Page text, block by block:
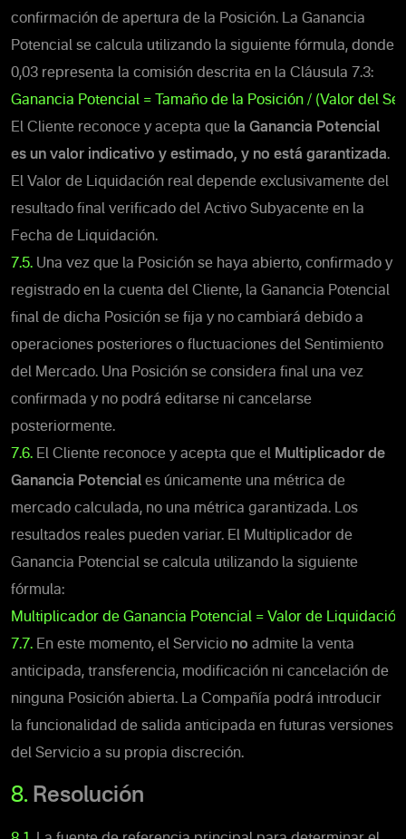
confirmación de apertura de la Posición. La Ganancia
Potencial se calcula utilizando la siguiente fórmula, donde
0,03 representa la comisión descrita en la Cláusula 7.3:
Ganancia Potencial = Tamaño de la Posición / (Valor del
El Cliente reconoce y acepta que la Ganancia Potencial
es un valor indicativo y estimado, y no está garantizada.
El Valor de Liquidación real depende exclusivamente del
resultado final verificado del Activo Subyacente en la
Fecha de Liquidación.
7.5. Una vez que la Posición se haya abierto, confirmado y
registrado en la cuenta del Cliente, la Ganancia Potencial
final de dicha Posición se fija y no cambiará debido a
operaciones posteriores o fluctuaciones del Sentimiento
del Mercado. Una Posición se considera final una vez
confirmada y no podrá editarse ni cancelarse
posteriormente.
7.6. El Cliente reconoce y acepta que el Multiplicador de
Ganancia Potencial es únicamente una métrica de
mercado calculada, no una métrica garantizada. Los
resultados reales pueden variar. El Multiplicador de
Ganancia Potencial se calcula utilizando la siguiente
fórmula:
Multiplicador de Ganancia Potencial = Valor de
7.7. En este momento, el Servicio no admite la venta
anticipada, transferencia, modificación ni cancelación de
ninguna Posición abierta. La Compañía podrá introducir
la funcionalidad de salida anticipada en futuras versiones
del Servicio a su propia discreción.
8. Resolución